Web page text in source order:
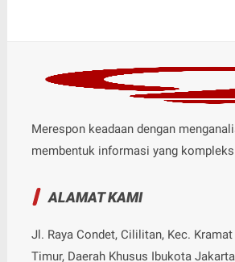
Merespon keadaan dengan
membentuk informasi yang
ALAMAT KAMI
Jl. Raya Condet, Cililitan, Kec.
Timur, Daerah Khusus Ibukota